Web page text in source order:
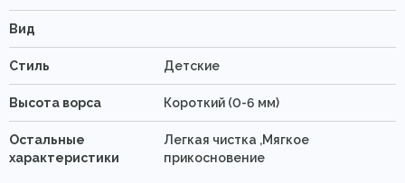
Вид
Стиль Детские
Высота ворса Короткий (0-6 мм)
Остальные
характеристики
Легкая чистка ,Мягкое
прикосновение